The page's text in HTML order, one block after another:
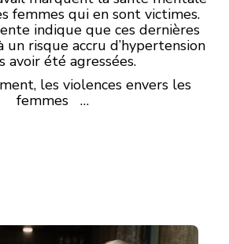
femmes qui en sont victimes.
indique que ces dernières
un risque accru d’hypertension
avoir été agressées.
les violences envers les
femmes …